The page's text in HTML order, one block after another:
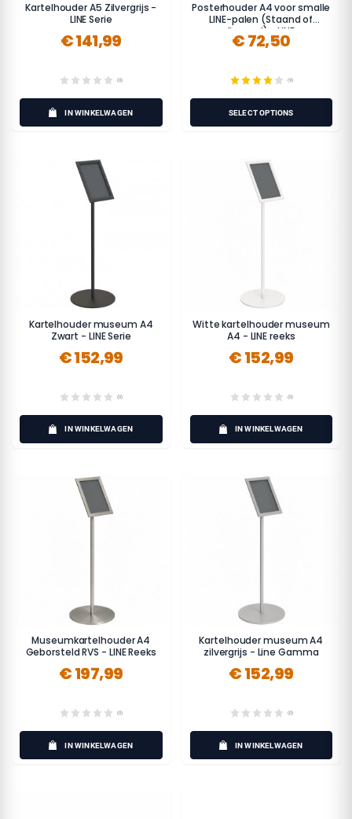
Kartelhouder A5 Zilvergrijs -
LINE Serie
€ 141,99
(0)
IN WINKELWAGEN
Posterhouder A4 voor smalle
LINE-palen (Staand of
liggend) - LINE
€ 72,50
(9)
SELECT OPTIONS
Kartelhouder museum A4
Zwart - LINE Serie
€ 152,99
(0)
IN WINKELWAGEN
Witte kartelhouder museum
A4 - LINE reeks
€ 152,99
(0)
IN WINKELWAGEN
Museumkartelhouder A4
Geborsteld RVS - LINE Reeks
€ 197,99
(0)
IN WINKELWAGEN
Kartelhouder museum A4
zilvergrijs - Line Gamma
€ 152,99
(0)
IN WINKELWAGEN